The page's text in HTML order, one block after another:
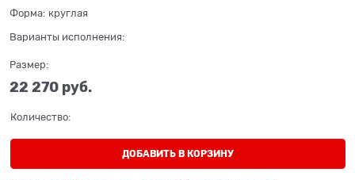
Форма: круглая
Варианты исполнения:
Размер:
22 270 руб.
Количество:
ДОБАВИТЬ В КОРЗИНУ